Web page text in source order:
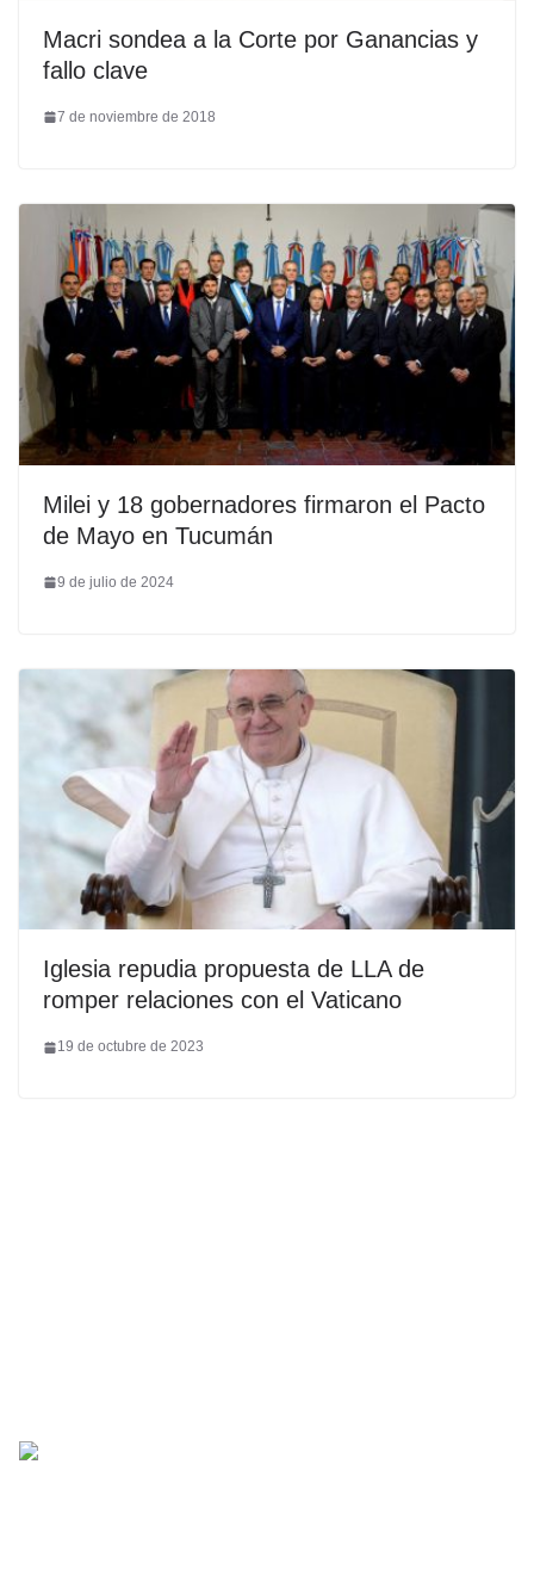
Macri sondea a la Corte por Ganancias y
fallo clave
7 de noviembre de 2018
Milei y 18 gobernadores firmaron el Pacto
de Mayo en Tucumán
9 de julio de 2024
Iglesia repudia propuesta de LLA de
romper relaciones con el Vaticano
19 de octubre de 2023